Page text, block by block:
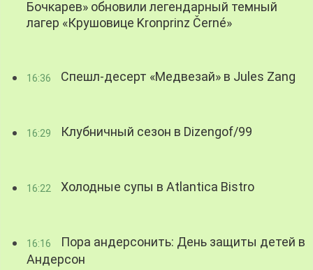
Бочкарев» обновили легендарный темный
лагер «Крушовице Kronprinz Černé»
16:36 Спешл-десерт «Медвезай» в Jules Zang
16:29 Клубничный сезон в Dizengof/99
16:22 Холодные супы в Atlantica Bistro
16:16
Пора андерсонить: День защиты детей в
Андерсон